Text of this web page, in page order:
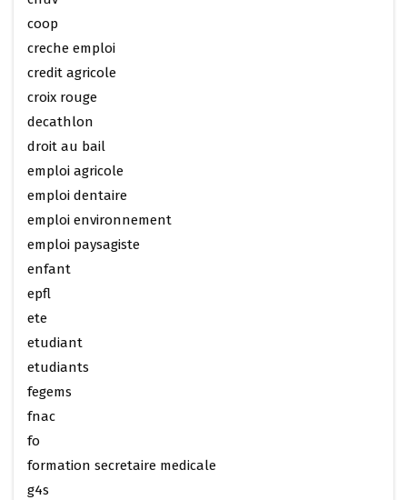
coop
creche emploi
credit agricole
croix rouge
decathlon
droit au bail
emploi agricole
emploi dentaire
emploi environnement
emploi paysagiste
enfant
epfl
ete
etudiant
etudiants
fegems
fnac
fo
formation secretaire medicale
g4s